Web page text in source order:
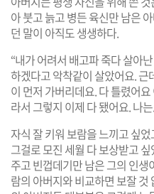
아 붓고 늙고 병든 육신만 남은
던 말이 아직도 생생하다.
“내가 어려서 배고파 죽다 살아
하겠다고 악착같이 살았어요. 근
이 먼저 가버리데요. 다 틀렸어
라서 그렇지 이제 다 됐어요. 나는
자식 잘 키워 보람을 느끼고 싶
그걸로 모진 세월 다 보상받고
주고 빈껍데기만 남은 그의 인
람의 아버지와 비교하면 보잘 것